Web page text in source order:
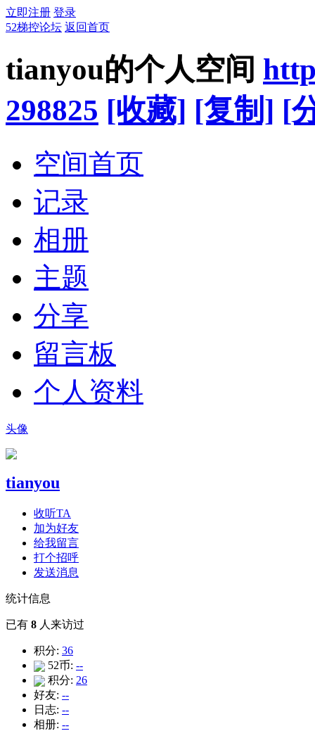
立即注册 登录
52梯控论坛 返回首页
tianyou的个人空间
298825 [收藏] [复制] [
空间首页
记录
相册
主题
分享
留言板
个人资料
头像
tianyou
收听TA
加为好友
给我留言
打个招呼
发送消息
统计信息
已有 8 人来访过
积分: 36
52币: --
积分: 26
好友: --
日志: --
相册: --